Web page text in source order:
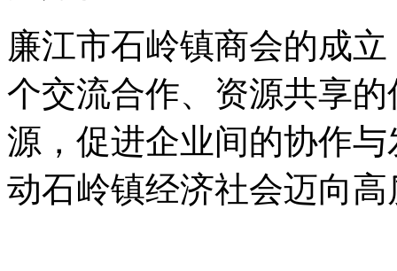
廉江市石岭镇商会的成
个交流合作、资源共享
源，促进企业间的协作
动石岭镇经济社会迈向